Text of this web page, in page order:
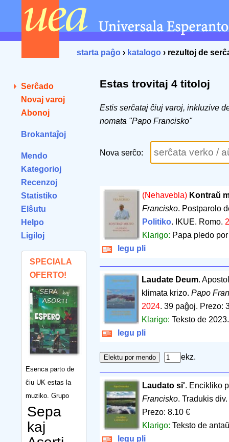
starta paĝo › katalogo › rezultoj de
Serĉado
Novaj varoj
Abonoj
Brokantaĵoj
Mendo
Kategorioj
Recenzoj
Statistiko
Elŝutu
Helpo
Ligiloj
SPECIALA
OFERTO!
Esenca parto de
ĉiu UK estas la
muziko. Grupo
Sepa
kaj
Estas trovitaj 4 titoloj
Estis serĉataj ĉiuj varoj, inkluzive
nomata "Papo Francisko"
Nova serĉo:
(Nehavebla) Kontraŭ
Francisko. Postparolo
Politiko. IKUE. Romo.
Klarigo: Papa pledo
legu pli
Laudate Deum.
klimata krizo. Papo
2024. 39 paĝoj. Prezo:
Klarigo: Teksto de 2023.
legu pli
ekz.
Laudato si'. Encikliko
Francisko. Tradukis div.
Prezo: 8.10 €
Klarigo: Teksto de
legu pli